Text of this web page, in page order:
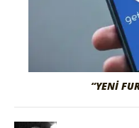
“YENI